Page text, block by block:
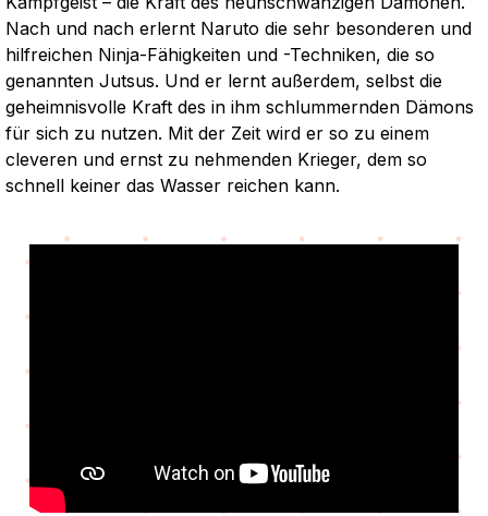
Nach und nach erlernt Naruto die sehr besonderen und
hilfreichen Ninja-Fähigkeiten und -Techniken, die so
genannten Jutsus. Und er lernt außerdem, selbst die
geheimnisvolle Kraft des in ihm schlummernden Dämons
für sich zu nutzen. Mit der Zeit wird er so zu einem
cleveren und ernst zu nehmenden Krieger, dem so
schnell keiner das Wasser reichen kann.